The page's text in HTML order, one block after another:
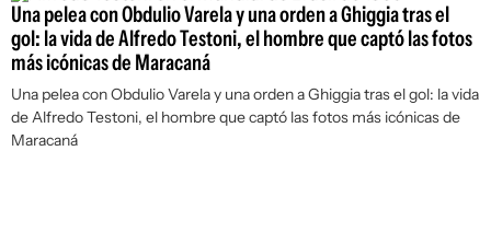
Una pelea con Obdulio Varela y una orden a Ghiggia tras el
gol: la vida de Alfredo Testoni, el hombre que captó las fotos
más icónicas de Maracaná
Una pelea con Obdulio Varela y una orden a Ghiggia tras el gol: la vida
de Alfredo Testoni, el hombre que captó las fotos más icónicas de
Maracaná